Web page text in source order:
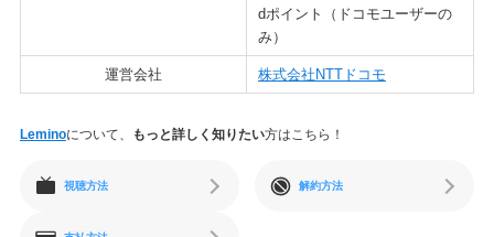
dポイント（ドコモユーザーの
み）
運営会社 株式会社NTTドコモ
Leminoについて、 もっと詳しく知りたい方はこちら！
視聴方法 解約方法